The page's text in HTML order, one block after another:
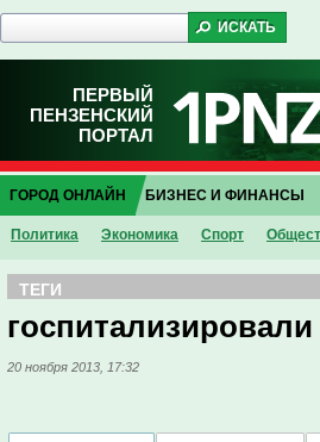
ПЕРВЫЙ
ПЕНЗЕНСКИЙ
ПОРТАЛ
ГОРОД ОНЛАЙН
Политика Экономика Спорт
БИЗНЕС И ФИНАНСЫ
ТЕГИ
госпитализировали
20 ноября 2013, 17:32